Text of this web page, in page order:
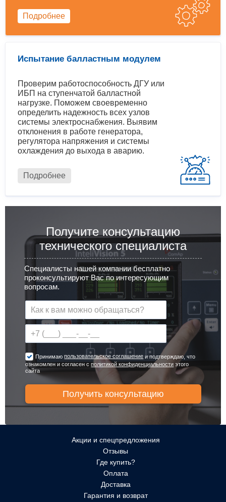
Подробнее
Испытание балластным модулем
Проверим работоспособность ДГУ или
ИБП на ступенчатой балластной
нагрузке. Поможем своевременно
определить надежность всех узлов
системы электроснабжения. Выявим
отклонения в работе генератора,
регулятора напряжения и системы
охлаждения до выхода в аварию.
Подробнее
Получите консультацию
технического специалиста
Специалисты нашей компании бесплатно
проконсультируют Вас по интересующим
вопросам.
Принимаюпользовательское соглашение и подтверждаю, что
ознакомлен и согласен сполитикой конфиденциальности этого
сайта
Акции и спецпредложения
Отзывы
Где купить?
Оплата
Доставка
Гарантия и возврат